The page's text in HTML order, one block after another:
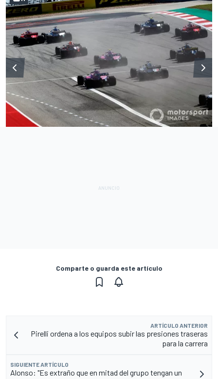
Comparte o guarda este artículo
ARTÍCULO ANTERIOR
Pirelli ordena a los equipos subir las presiones traseras
para la carrera
SIGUIENTE ARTÍCULO
Alonso: "Es extraño que en mitad del grupo tengan un